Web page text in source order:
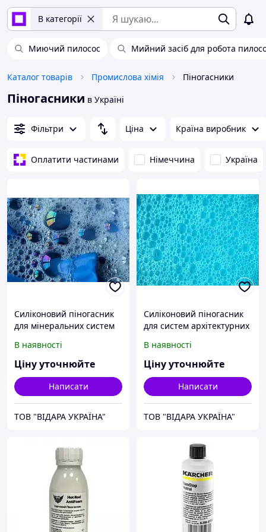
В категорії
Миючий пилосос Мийний засіб для робота
Каталог товарів Промислова хімія Піногасники
Піногасники в Україні
Фільтри Ціна Країна виробник
Оплатити частинами Німеччина Україна
Силіконовий піногасник
для мінеральних систем
В наявності
Ціну уточнюйте
Написати
ТОВ "ВІДАРА УКРАЇНА"
Силіконовий піногасник
для систем архітектурних
5710
В наявності
Ціну уточнюйте
Написати
ТОВ "ВІДАРА УКРАЇНА"